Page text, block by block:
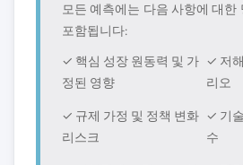
모든 예측에는 다음 사항에 대한
포함됩니다:
✓ 핵심 성장 원동력 및 가
정된 영향
✓ 저
리오
✓ 규제 가정 및 정책 변화
리스크
✓ 기
수